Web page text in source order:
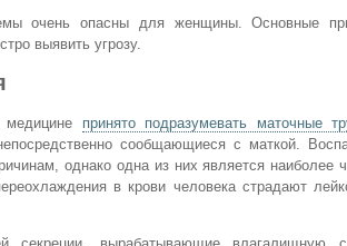
очень опасны для женщины. Основные
выявить угрозу.
медицине принято подразумевать маточные
сообщающиеся с маткой.
однако одна из них является наиболее
в крови человека страдают